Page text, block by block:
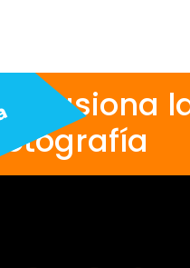
apasiona
fotografía